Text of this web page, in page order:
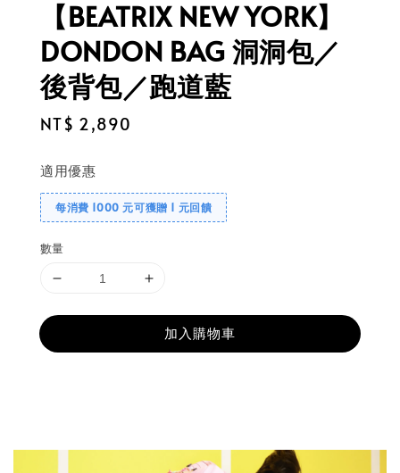
【BEATRIX NEW YORK】
DONDON BAG 洞洞包／
後背包／跑道藍
Regular
NT$ 2,890
適用優惠
每消費 1000 元可獲贈 1 元回饋
數量
加入購物車